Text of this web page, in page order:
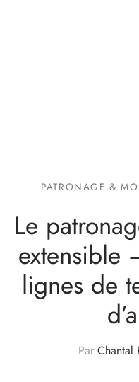
PATRONAGE &
Le
extensible
lignes de
Par Chantal